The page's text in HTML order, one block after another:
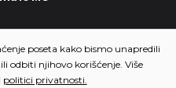
poseta kako bismo unapredili
odbiti njihovo korišćenje. Više
politici privatnosti.